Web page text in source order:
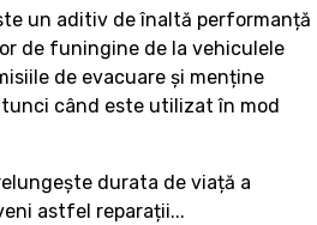
un aditiv de înaltă performanță
de funingine de la vehiculele
de evacuare și menține
când este utilizat în mod
durata de viață a
astfel reparații...